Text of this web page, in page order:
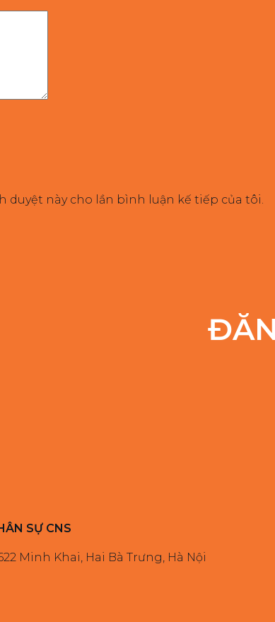
duyệt này cho lần bình luận kế tiếp của tôi.
SỰ CNS
Minh Khai, Hai Bà Trưng, Hà Nội